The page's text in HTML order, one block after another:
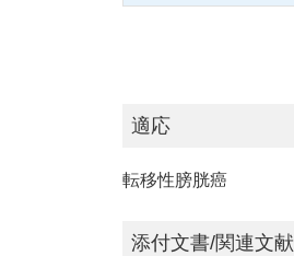
適応
転移性膀胱癌
添付文書/関連文献